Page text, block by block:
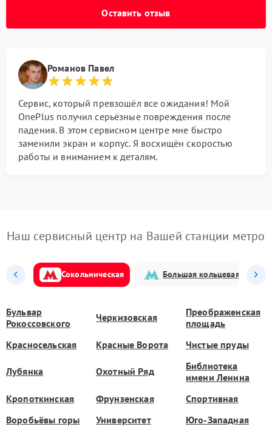
Оставить отзыв
Романов Павел
Сервис, который превзошёл все ожидания! Мой
OnePlus получил серьёзные повреждения после
падения. В этом сервисном центре мне быстро
заменили экран и корпус. Я восхищён скоростью
работы и вниманием к деталям.
Наш сервисный центр на Вашей станции метро
Сокольническая Большая кольцевая
Бульвар
Рокоссовского
Черкизовская
Преображенская
площадь
Красносельская
Красные Ворота Чистые пруды
Лубянка Охотный Ряд
Библиотека
имени Ленина
Кропоткинская
Фрунзенская
Спортивная
Воробьёвы горы
Университет Юго-Западная